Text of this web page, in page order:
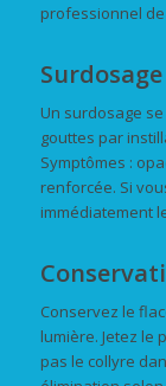
professionnel
Un surdosage
gouttes par
Symptômes :
renforcée. Si
immédiatement
Conservez le
lumière. Jetez le
pas le collyre